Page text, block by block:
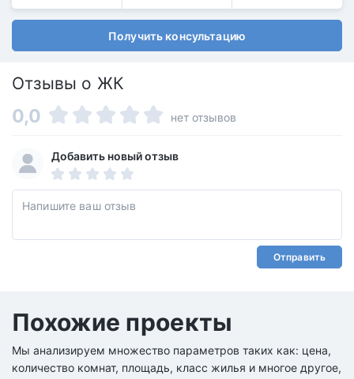
Получить консультацию
Отзывы о ЖК
0,0 нет отзывов
Добавить новый отзыв
Отправить
Похожие проекты
Мы анализируем множество параметров таких как: цена,
количество комнат, площадь, класс жилья и многое другое,